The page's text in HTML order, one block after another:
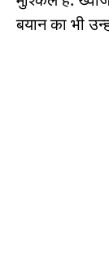
बयान का भी